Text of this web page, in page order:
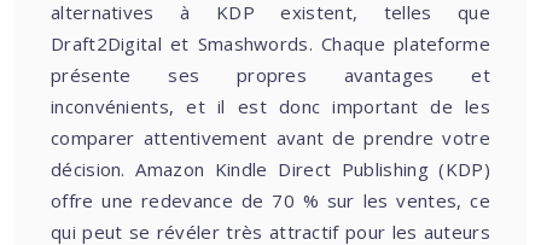
alternatives à KDP existent, telles que
Draft2Digital et Smashwords. Chaque plateforme
présente ses propres avantages et
inconvénients, et il est donc important de les
comparer attentivement avant de prendre votre
décision. Amazon Kindle Direct Publishing (KDP)
offre une redevance de 70 % sur les ventes, ce
qui peut se révéler très attractif pour les auteurs